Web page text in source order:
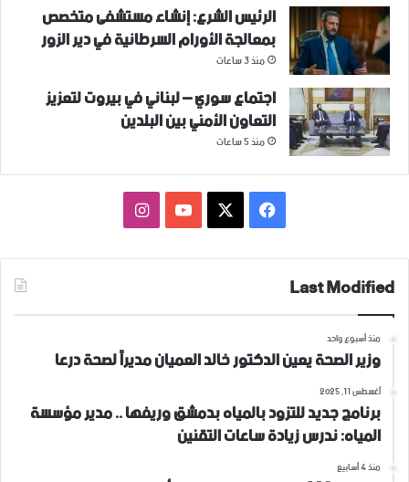
الرئيس الشرع: إنشاء ‌‏مستشفى متخصص
بمعالجة الأورام السرطانية في دير الزور
منذ 3 ساعات
اجتماع سوري – لبناني في بيروت لتعزيز
التعاون ‏الأمني ‏بين البلدين
منذ 5 ساعات
فيسبوك ‫YouTubeانستقرام
Last Modified
منذ أسبوع واحد
وزير الصحة يعين الدكتور خالد العميان مديراً لصحة درعا
أغسطس 11, 2025
برنامج جديد للتزود بالمياه بدمشق وريفها .. مدير مؤسسة
المياه: ندرس زيادة ساعات التقنين
منذ 4 أسابيع